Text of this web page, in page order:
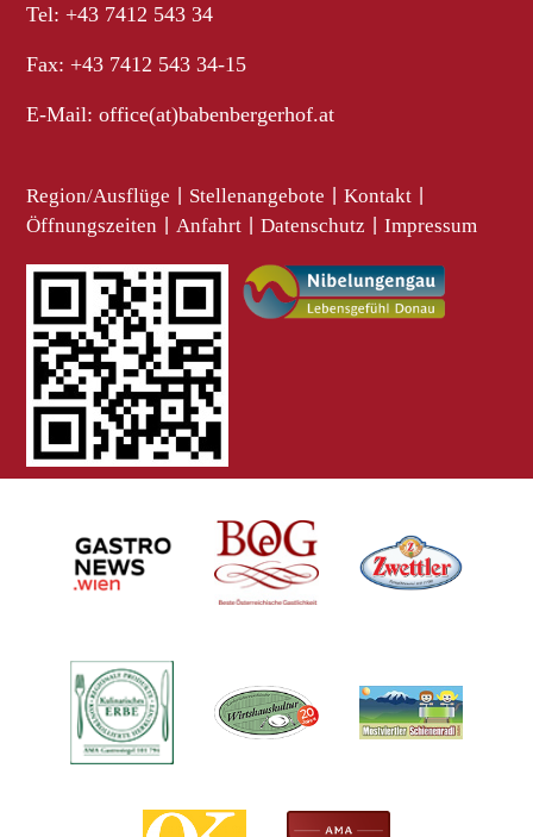
Tel: +43 7412 543 34
Fax: +43 7412 543 34-15
E-Mail:office(at)babenbergerhof.at
Region/Ausflüge Stellenangebote Kontakt
Öffnungszeiten Anfahrt Datenschutz Impressum